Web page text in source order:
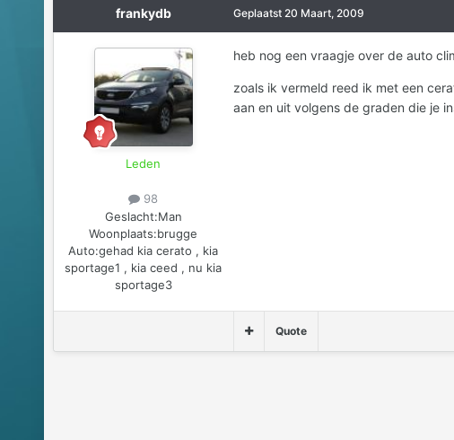
frankydb
Leden
98
Geslacht:Man
Woonplaats:brugge
Auto:gehad kia cerato , kia
sportage1 , kia ceed , nu kia
sportage3
Geplaatst 20 Maart, 2009
heb nog een vraagje over de auto
zoals ik vermeld reed ik met een
aan en uit volgens de graden die je
Quote